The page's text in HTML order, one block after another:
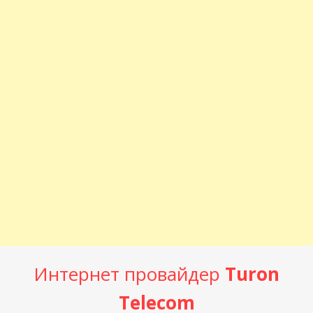
Интернет провайдер Turon
Telecom